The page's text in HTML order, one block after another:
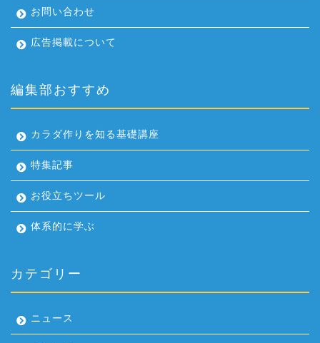
お問い合わせ
広告掲載について
編集部おすすめ
カラダ作りを知る基礎講座
特集記事
お役立ちツール
体系的に学ぶ
カテゴリー
ニュース